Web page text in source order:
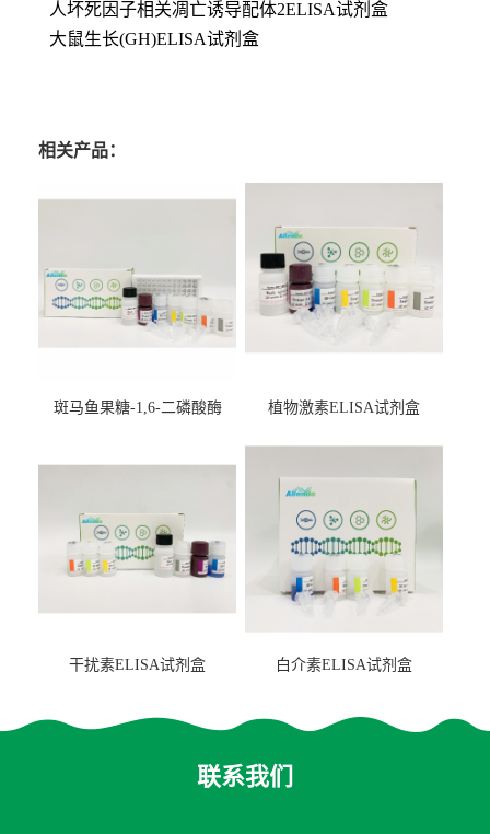
人坏死因子相关凋亡诱导配体2ELISA试剂盒
大鼠生长(GH)ELISA试剂盒
相关产品：
斑马鱼果糖-1,6-二磷酸酶
盒
植物激素ELISA试剂盒
干扰素ELISA试剂盒 白介素ELISA试剂盒
联系我们